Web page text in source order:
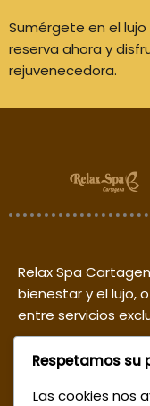
Sumérgete en el
reserva ahora y
rejuvenecedora.
Relax Spa
bienestar y el lujo,
entre servicios
Ponte en
Respetamos su
Las cookies nos